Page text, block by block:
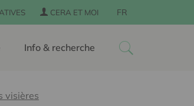
CERA ET MOI FR
Info & recherche
visières